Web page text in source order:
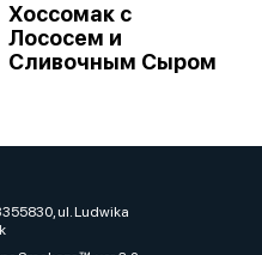
Хоссомак с
Лососем и
Сливочным Сыром
ul. Ludwika